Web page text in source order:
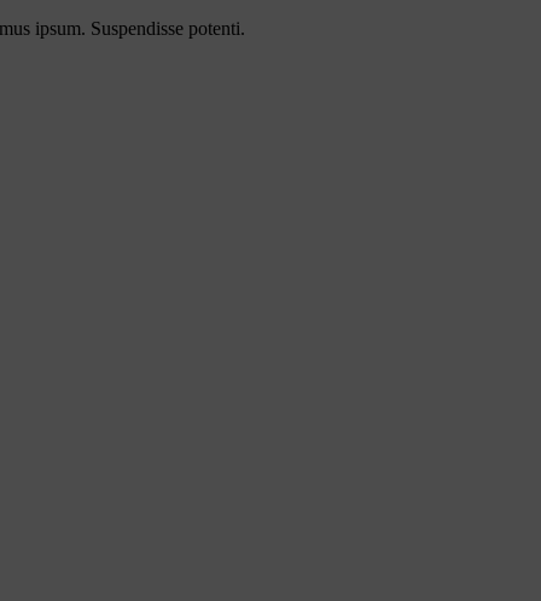
ipsum. Suspendisse potenti.